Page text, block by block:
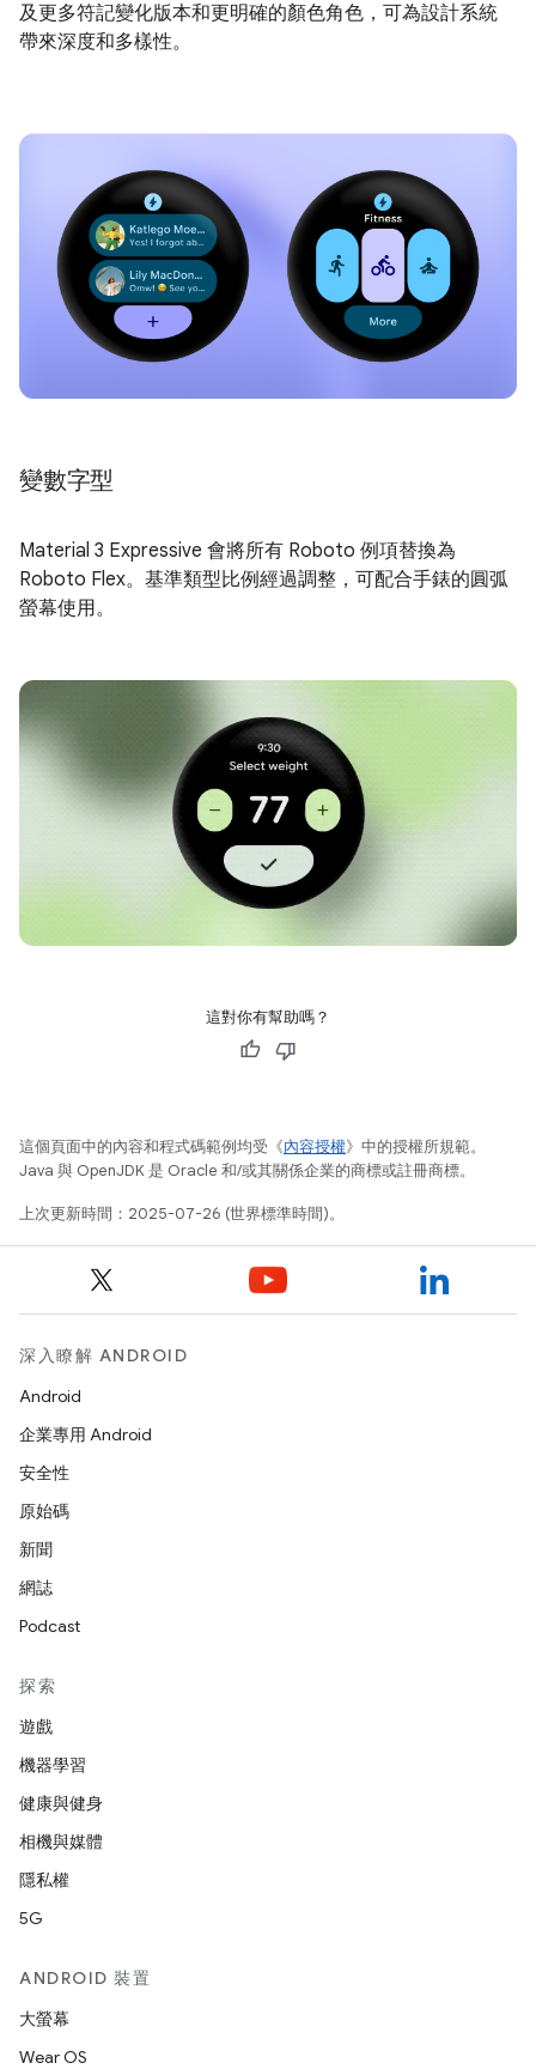
及更多符記變化版本和更明確的顏色角色，可為設計系統
帶來深度和多樣性。
變數字型
Material 3 Expressive 會將所有 Roboto 例項替換為
Roboto Flex。基準類型比例經過調整，可配合手錶的圓弧
螢幕使用。
這對你有幫助嗎？
這個頁面中的內容和程式碼範例均受《內容授權》中的授權所規範。
Java 與 OpenJDK 是 Oracle 和/或其關係企業的商標或註冊商標。
上次更新時間：2025-07-26 (世界標準時間)。
深入瞭解 ANDROID
Android
企業專用 Android
安全性
原始碼
新聞
網誌
Podcast
探索
遊戲
機器學習
健康與健身
相機與媒體
隱私權
5G
ANDROID 裝置
大螢幕
Wear OS